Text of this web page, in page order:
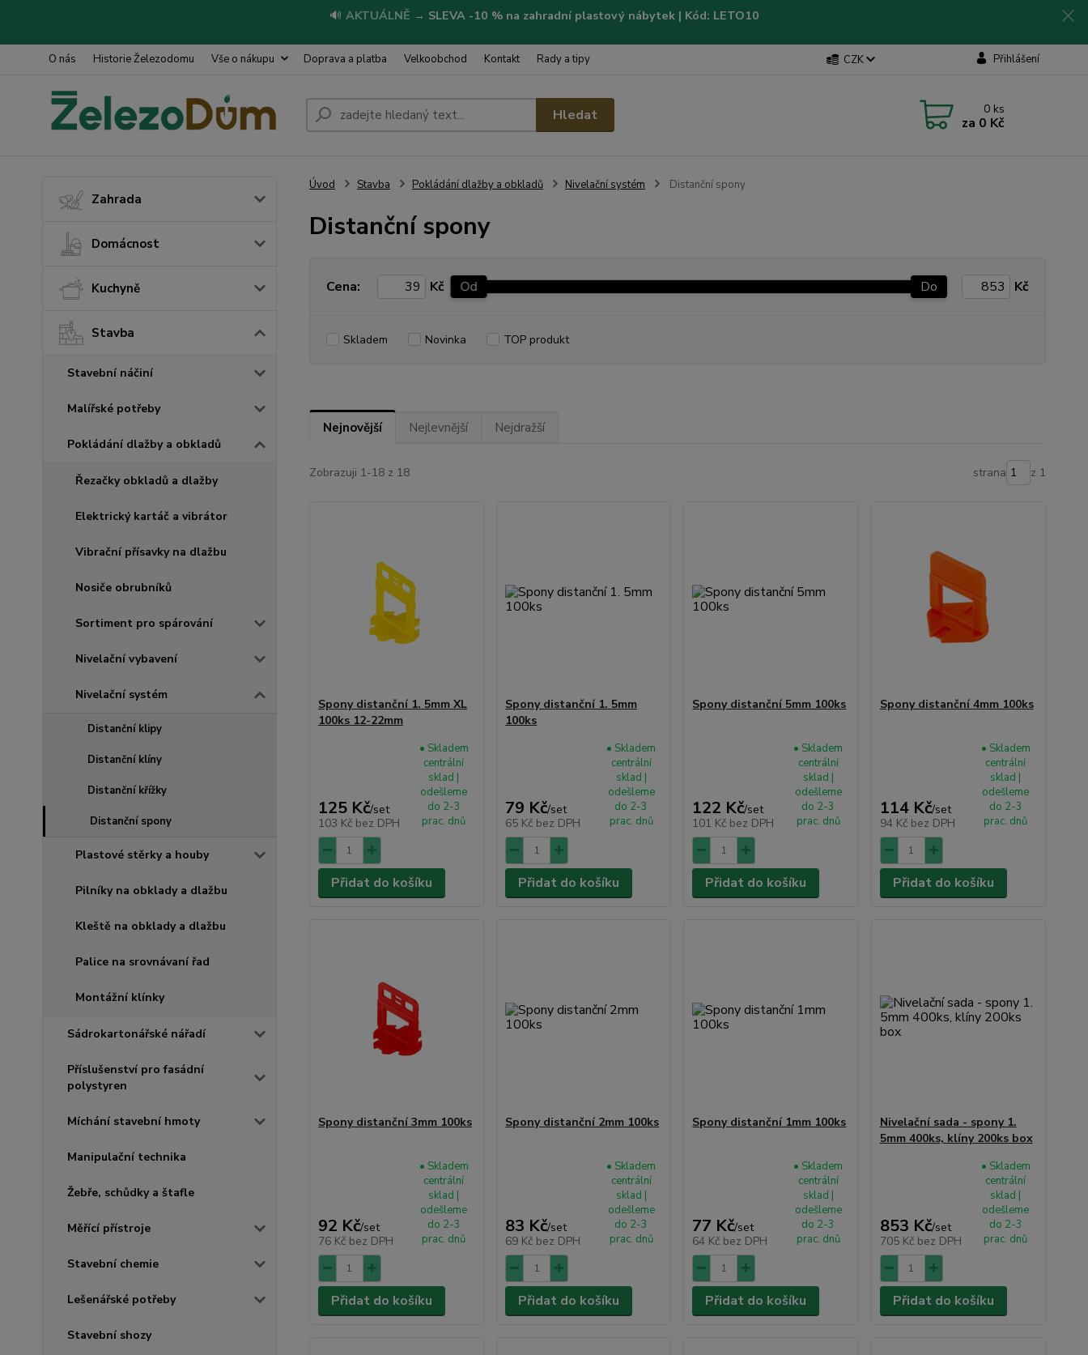
🔊 AKTUÁLNĚ → SLEVA -10 % na zahradní plastový nábytek | Kód: LETO10
O nás Historie Železodomu Vše o nákupu Doprava a platba Velkoobchod Kontakt Rady a tipy CZK Přihlášení
Hledat 0 ks
za 0 Kč
Zahrada
Domácnost
Kuchyně
Stavba
Stavební náčiní
Malířské potřeby
Pokládání dlažby a obkladů
Řezačky obkladů a dlažby
Elektrický kartáč a vibrátor
Vibrační přísavky na dlažbu
Nosiče obrubníků
Sortiment pro spárování
Nivelační vybavení
Nivelační systém
Distanční klipy
Distanční klíny
Distanční křížky
Distanční spony
Plastové stěrky a houby
Pilníky na obklady a dlažbu
Kleště na obklady a dlažbu
Palice na srovnávaní řad
Montážní klínky
Sádrokartonářské nářadí
Příslušenství pro fasádní
polystyren
Míchání stavební hmoty
Manipulační technika
Žebře, schůdky a štafle
Měřící přístroje
Stavební chemie
Lešenářské potřeby
Stavební shozy
Úvod Stavba Pokládání dlažby a obkladů Nivelační systém Distanční spony
Distanční spony
Cena: Kč Od Do Kč
Skladem Novinka TOP produkt
Nejnovější Nejlevnější Nejdražší
Zobrazuji 1-18 z 18 strana z 1
Spony distanční 1. 5mm XL
100ks 12-22mm
125 Kč/set
103 Kč bez DPH
• Skladem
centrální
sklad |
odešleme
do 2-3
prac. dnů
Přidat do košíku
Spony distanční 1. 5mm
100ks
79 Kč/set
65 Kč bez DPH
• Skladem
centrální
sklad |
odešleme
do 2-3
prac. dnů
Přidat do košíku
Spony distanční 5mm 100ks
122 Kč/set
101 Kč bez DPH
• Skladem
centrální
sklad |
odešleme
do 2-3
prac. dnů
Přidat do košíku
Spony distanční 4mm 100ks
114 Kč/set
94 Kč bez DPH
• Skladem
centrální
sklad |
odešleme
do 2-3
prac. dnů
Přidat do košíku
Spony distanční 3mm 100ks
92 Kč/set
76 Kč bez DPH
• Skladem
centrální
sklad |
odešleme
do 2-3
prac. dnů
Přidat do košíku
Spony distanční 2mm 100ks
83 Kč/set
69 Kč bez DPH
• Skladem
centrální
sklad |
odešleme
do 2-3
prac. dnů
Přidat do košíku
Spony distanční 1mm 100ks
77 Kč/set
64 Kč bez DPH
• Skladem
centrální
sklad |
odešleme
do 2-3
prac. dnů
Přidat do košíku
Nivelační sada - spony 1.
5mm 400ks, klíny 200ks box
853 Kč/set
705 Kč bez DPH
• Skladem
centrální
sklad |
odešleme
do 2-3
prac. dnů
Přidat do košíku